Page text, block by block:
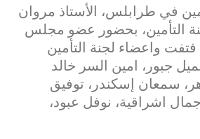
في طرابلس، الأستاذ مروان
التأمين، بحضور عضو مجلس
فتفت واعضاء لجنة التأمين
جبور، امين السر خالد
سمعان إسكندر، توفيق
اشراقية، نوفل عبود،